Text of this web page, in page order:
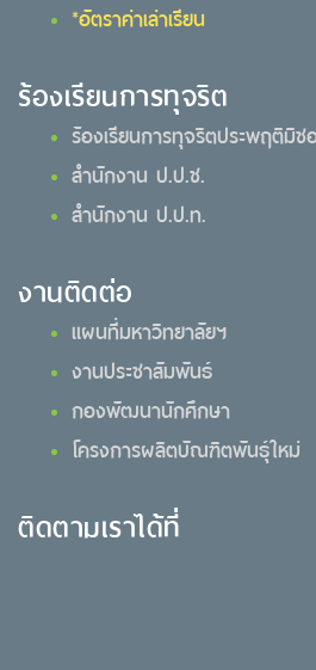
*อัตราค่าเล่าเรียน
ร้องเรียนการทุจริต
ร้องเรียนการทุจริตประพฤติมิ
สำนักงาน ป.ป.ช.
สำนักงาน ป.ป.ท.
งานติดต่อ
แผนที่มหาวิทยาลัยฯ
งานประชาสัมพันธ์
กองพัฒนานักศึกษา
โครงการผลิตบัณฑิตพันธุ์ใหม่
ติดตามเราได้ที่